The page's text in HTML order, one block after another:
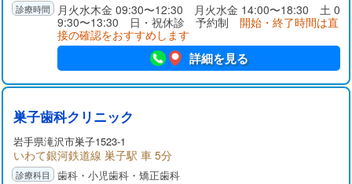
月火水木金 09:30〜12:30 月火水金 14:00〜18:30 土 0
9:30〜13:30 日・祝休診 予約制 開始・終了時間は直
接の確認をおすすめします
詳細を見る
巣子歯科クリニック
岩手県滝沢市巣子1523-1
いわて銀河鉄道線 巣子駅 車 5分
歯科・小児歯科・矯正歯科